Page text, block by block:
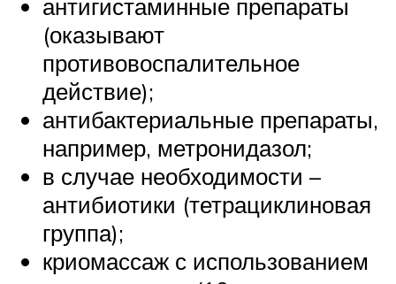
антигистаминные препараты
(оказывают
противовоспалительное
действие);
антибактериальные препараты,
например, метронидазол;
в случае необходимости –
антибиотики (тетрациклиновая
группа);
криомассаж с использованием